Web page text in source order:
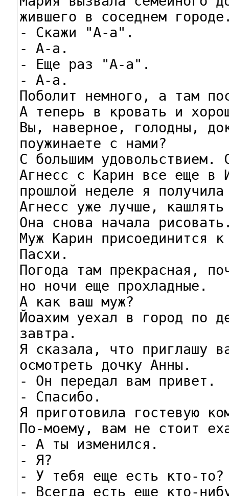
жившего в соседнем
- Скажи "А-а".
- А-а.
- Еще раз "А-а".
- А-а.
Поболит немного, а там
А теперь в кровать и
Вы, наверное, голодны,
поужинаете с нами?
С большим удовольствием.
Агнесс с Карин все еще в
прошлой неделе я
Агнесс уже лучше,
Она снова начала
Муж Карин присоединится
Пасхи.
Погода там прекрасная,
но ночи еще прохладные.
А как ваш муж?
Йоахим уехал в город по
завтра.
Я сказала, что приглашу
осмотреть дочку Анны.
- Он передал вам привет.
- Спасибо.
Я приготовила гостевую
По-моему, вам не стоит
- А ты изменился.
- Я?
- У тебя еще есть кто-то?
- Всегда есть еще кто-